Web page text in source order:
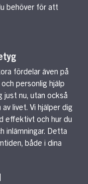
behöver för att
fördelar även på
personlig hjälp
just nu, utan också
livet. Vi hjälper dig
effektivt och hur du
inlämningar. Detta
både i dina